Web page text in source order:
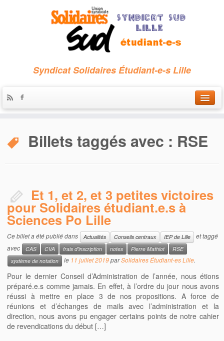
Syndicat Solidaires Étudiant-e-s Lille
Qui sommes-nous ?
Billets taggés avec : RSE
Et 1, et 2, et 3 petites victoires
pour Solidaires étudiant.e.s à
Sciences Po Lille
Ce billet a été publié dans Actualités Conseils centraux IEP de Lille
et taggé
avec
CAS CVA frais d'inscription notes Pierre Mathiot
RSE
système de notation
le 11 juillet 2019parSolidaires Étudiant-es Lille.
Pour le dernier Conseil d’Administration de l’année, nous étions
préparé.e.s comme jamais. En effet, à l’ordre du jour nous avons
réussi à mettre en place 3 de nos propositions. A force de
réunions et d’échanges de mails avec l’administration et la
direction, nous avons pu engager certains points de notre cahier
de revendications du début […]